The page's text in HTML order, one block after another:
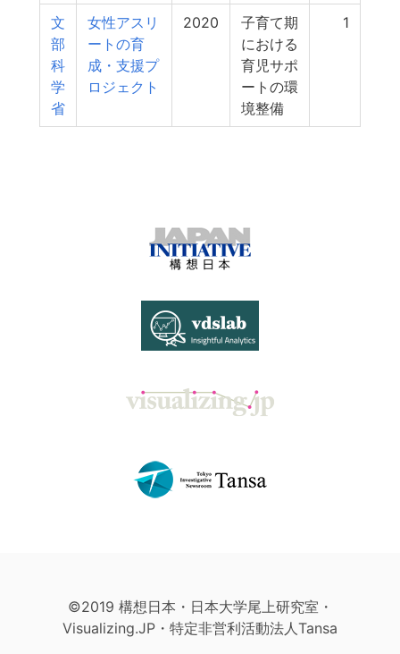
文
部
科
学
省
女性アスリ
ートの育
成・支援プ
ロジェクト
2020
子育て期
における
育児サポ
ートの環
境整備
1
©2019 構想日本・日本大学尾上研究室・
Visualizing.JP・特定非営利活動法人Tansa